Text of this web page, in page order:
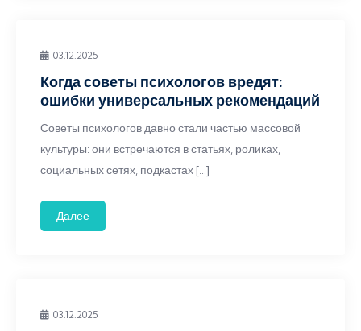
03.12.2025
Когда советы психологов вредят:
ошибки универсальных рекомендаций
Советы психологов давно стали частью массовой
культуры: они встречаются в статьях, роликах,
социальных сетях, подкастах […]
Далее
03.12.2025